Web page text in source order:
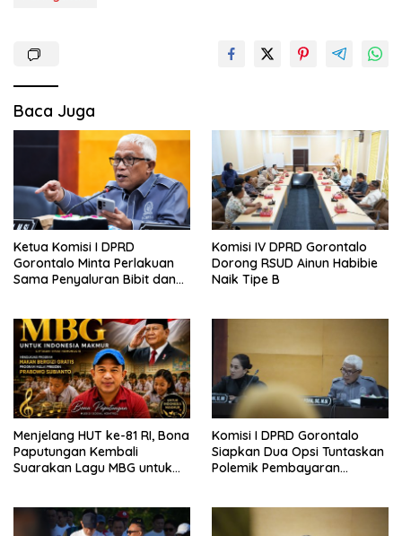
Baca Juga
Ketua Komisi I DPRD
Gorontalo Minta Perlakuan
Sama Penyaluran Bibit dan
Komisi IV DPRD Gorontalo
Dorong RSUD Ainun Habibie
Naik Tipe B
Menjelang HUT ke-81 RI, Bona
Paputungan Kembali
Suarakan Lagu MBG untuk
Komisi I DPRD Gorontalo
Siapkan Dua Opsi Tuntaskan
Polemik Pembayaran